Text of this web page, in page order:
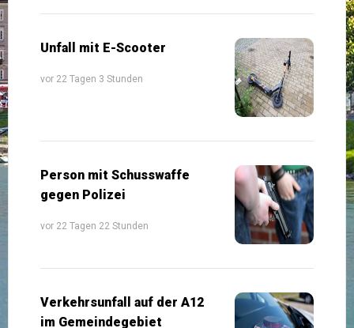
Unfall mit E-Scooter
vor 22 Tagen 3 Stunden
Person mit Schusswaffe
gegen Polizei
vor 22 Tagen 22 Stunden
Verkehrsunfall auf der A12
im Gemeindegebiet